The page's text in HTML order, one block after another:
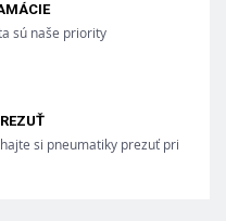
sú naše priority
si pneumatiky prezuť pri